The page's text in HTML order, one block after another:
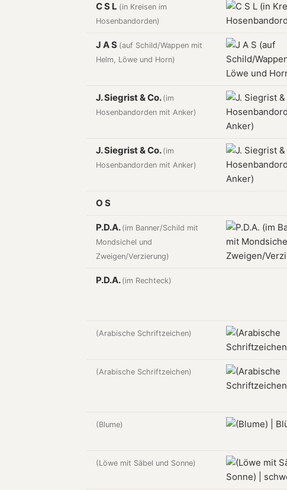
C S L (in Kreisen im
Hosenbandorden)
J A S (auf Schild/Wappen mit
Helm, Löwe und Horn)
J. Siegrist & Co. (im
Hosenbandorden mit Anker)
J. Siegrist & Co. (im
Hosenbandorden mit Anker)
O S
P.D.A. (im Banner/Schild mit
Mondsichel und
Zweigen/Verzierung)
P.D.A. (im Rechteck)
(Arabische Schriftzeichen)
(Arabische Schriftzeichen)
(Blume)
(Löwe mit Säbel und Sonne)